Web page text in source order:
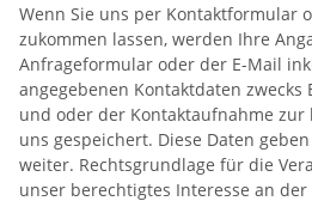
Wenn Sie uns per Kontaktformular
zukommen lassen, werden Ihre
Anfrageformular oder der E-Mail
angegebenen Kontaktdaten
und oder der Kontaktaufnahme zur
uns gespeichert. Diese Daten
weiter. Rechtsgrundlage für die
unser berechtigtes Interesse an